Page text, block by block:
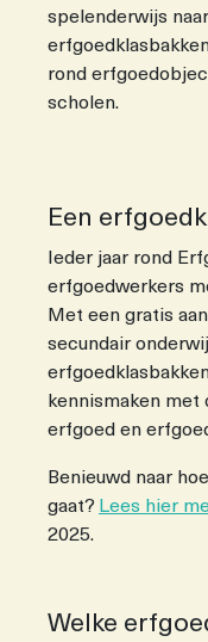
spelenderwijs
rond
scholen.
Een
Ieder jaar rond
erfgoedwerkers
Met een gratis
secundair
kennismaken
erfgoed en
Benieuwd naar
gaat? Lees hier
2025.
Welke